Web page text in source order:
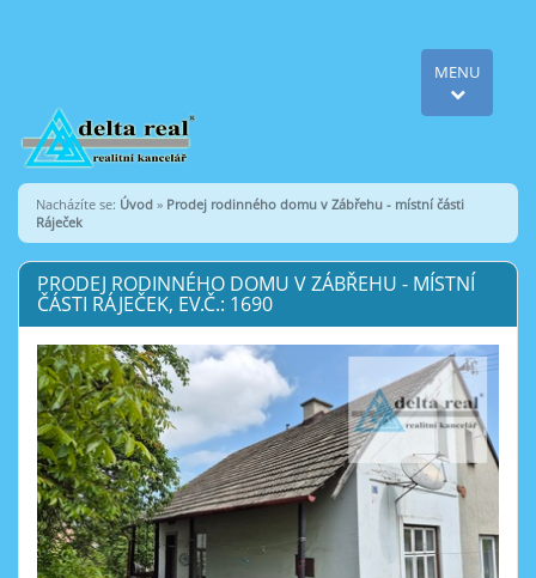
MENU
Nacházíte se: Úvod » Prodej rodinného domu v Zábřehu - místní části
Ráječek
PRODEJ RODINNÉHO DOMU V ZÁBŘEHU - MÍSTNÍ
ČÁSTI RÁJEČEK, EV.Č.: 1690